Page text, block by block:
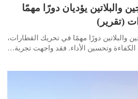
والبلاتين يؤديان دورًا مهمًا
(تقرير)
والبلاتين دورًا مهمًا في تحريك القطارات،
وتحسين الأداء. فقد واجهت تجربة…